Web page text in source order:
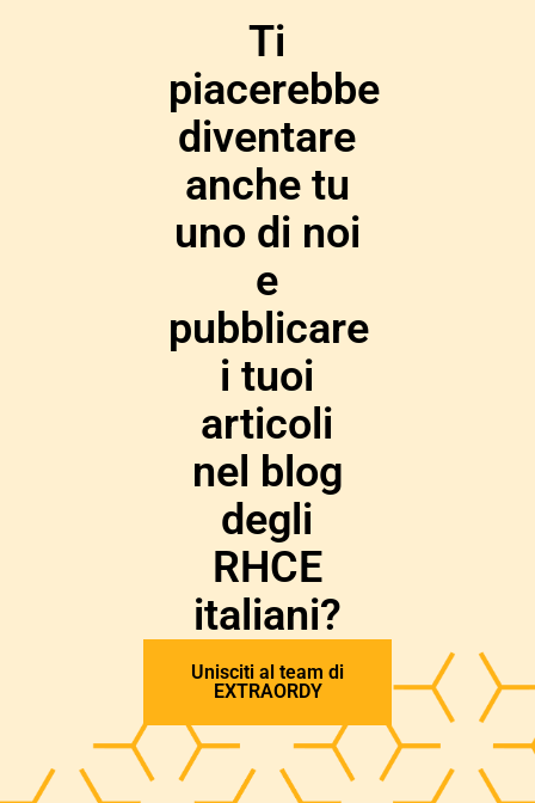
Ti
piacerebbe
diventare
anche tu
uno di noi
e
pubblicare
i tuoi
articoli
nel blog
degli
RHCE
italiani?
Unisciti al team di
EXTRAORDY